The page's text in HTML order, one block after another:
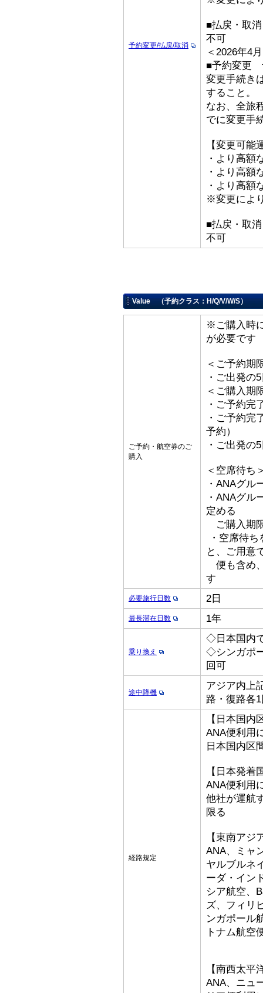
予約変更/払戻/取消
■払戻・取
不可
＜2026年4
■予約変更
変更手続き
すること。
なお、全旅
でに変更手
【変更可能
・より高額
・より高額
・より高額
※変更によ
■払戻・取消
不可
Value （予約クラス：H/Q/V/W/S）
ご予約・航空券のご
購入
※ご購入時
が必要です
＜ご予約期
・ご出発の
＜ご購入期
・ご予約完
・ご予約完
予約）
・ご出発の
＜空席待ち
・ANAグル
・ANAグル
定める
ご購入期
・空席待
と、ご用意
便も含め
す
必要旅行日数 2日
最長滞在日数 1年
乗り換え
◇日本国内
◇シンガポ
回可
途中降機
アジア内上
路・復路各
経路規定
【日本国内
ANA便利用
日本国内区
【日本発着
ANA便利用
他社が運航
限る
【東南アジ
ANA、ミャ
ヤルブルネ
ーダ・イン
シア航空、
ズ、フィリ
ンガポール
トナム航空
【南西太平
ANA、ニュ